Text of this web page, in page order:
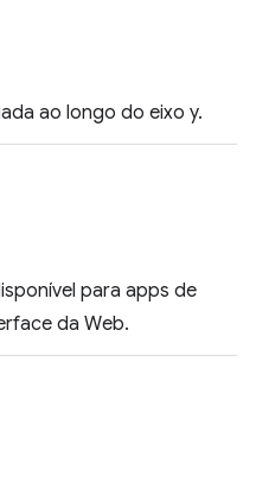
ao longo do eixo y.
para apps de
da Web.